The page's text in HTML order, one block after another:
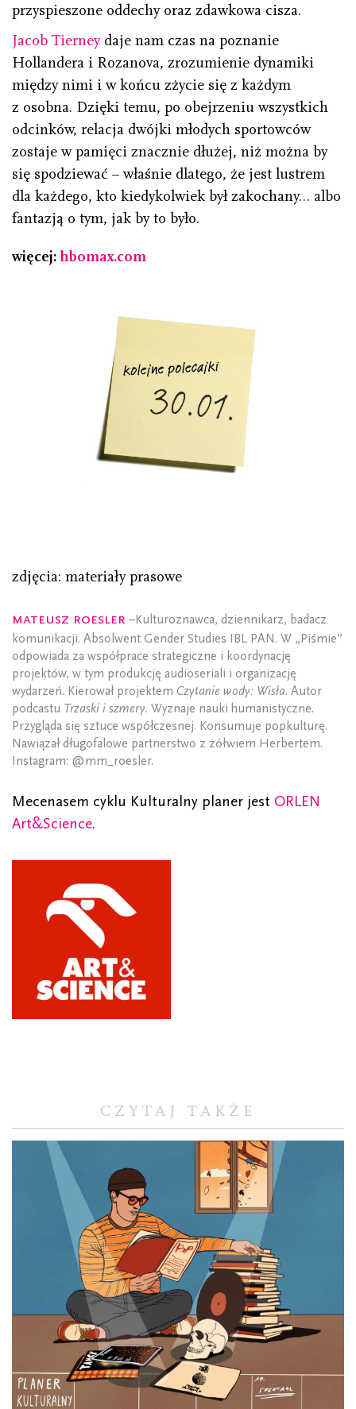
przyspieszone oddechy oraz zdawkowa cisza.
Jacob Tierneydaje nam czas na poznanie
Hollandera i Rozanova, zrozumienie dynamiki
między nimi i w końcu zżycie się z każdym
z osobna. Dzięki temu, po obejrzeniu wszystkich
odcinków, relacja dwójki młodych sportowców
zostaje w pamięci znacznie dłużej, niż można by
się spodziewać – właśnie dlatego, że jest lustrem
dla każdego, kto kiedykolwiek był zakochany… albo
fantazją o tym, jak by to było.
więcej:hbomax.com
zdjęcia: materiały prasowe
Mateusz Roesler –Kulturoznawca, dziennikarz, badacz
komunikacji. Absolwent Gender Studies IBL PAN. W „Piśmie”
odpowiada za współprace strategiczne i koordynację
projektów, w tym produkcję audioseriali i organizację
wydarzeń. Kierował projektem Czytanie wody: Wisła. Autor
podcastu Trzaski i szmery. Wyznaje nauki humanistyczne.
Przygląda się sztuce współczesnej. Konsumuje popkulturę.
Nawiązał długofalowe partnerstwo z żółwiem Herbertem.
Instagram: @mm_roesler.
Mecenasem cyklu Kulturalny planer jest ORLEN
Art&Science.
CZYTAJ TAKŻE